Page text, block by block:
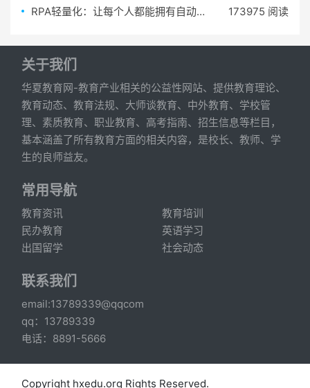
RPA轻量化：让每个人都能拥有自动化办公机器人
173975 阅读
关于我们
华夏教育网-教育产业相关的公益性网站、提供教育理论、
教育动态、教育法规、大师谈教育、中外教育、学校管
理、素质教育、职业教育、高考指南、招生信息等栏目，
基本涵盖了所有教育方面的相关内容，是校长、教师、学
生的良师益友。
常用导航
教育资讯
教育培训
民办教育
英语学习
出国留学
社会动态
联系我们
email:13789339@qqcom
qq：13789339
电话：8891-5666
Copyright hxedu.org Rights Reserved.